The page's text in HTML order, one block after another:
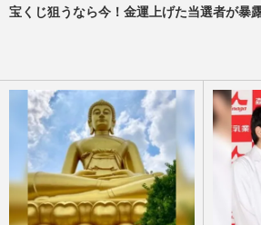
宝くじ狙うなら今！金運上げた当選者が暴